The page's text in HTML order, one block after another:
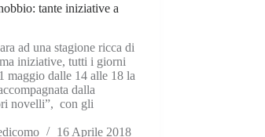
tante iniziative a
ad una stagione ricca di
iniziative, tutti i giorni
maggio dalle 14 alle 18 la
dalla
novelli”, con gli
16 Aprile 2018